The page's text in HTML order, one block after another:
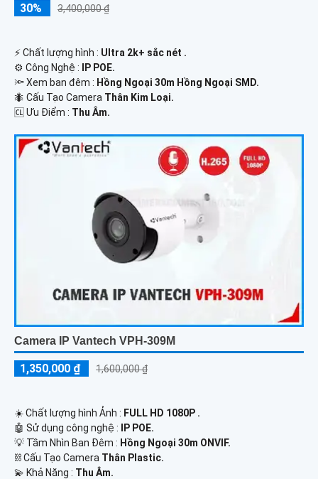
30% 3,400,000 ₫
️⚡ Chất lượng hình : Ultra 2k+ sắc nét .
⚙ Công Nghệ : IP POE.
🔦 Xem ban đêm : Hồng Ngoại 30m Hồng Ngoại SMD.
🐜 Cấu Tạo Camera Thân Kim Loại.
️🆑 Ưu Điểm : Thu Âm.
Camera IP Vantech VPH-309M
1,350,000 ₫ 1,600,000 ₫
☀️ Chất lượng hình Ảnh : FULL HD 1080P .
🤖️ Sử dụng công nghệ :
IP POE.
💡 Tầm Nhìn Ban Đêm : Hồng Ngoại 30m ONVIF.
⛓ Cấu Tạo Camera Thân Plastic.
️💫 Khả Năng : Thu Âm.